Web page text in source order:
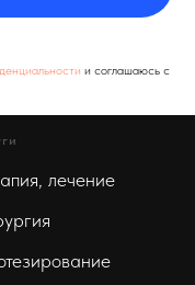
и соглашаюсь с
лечение